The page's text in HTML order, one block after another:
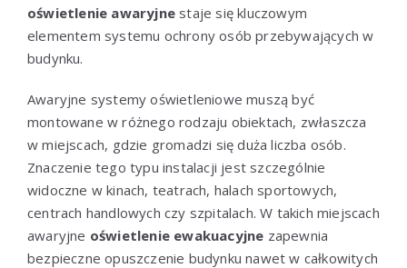
oświetlenie awaryjne staje się kluczowym
elementem systemu ochrony osób przebywających w
budynku.
Awaryjne systemy oświetleniowe muszą być
montowane w różnego rodzaju obiektach, zwłaszcza
w miejscach, gdzie gromadzi się duża liczba osób.
Znaczenie tego typu instalacji jest szczególnie
widoczne w kinach, teatrach, halach sportowych,
centrach handlowych czy szpitalach. W takich miejscach
awaryjne oświetlenie ewakuacyjne zapewnia
bezpieczne opuszczenie budynku nawet w całkowitych